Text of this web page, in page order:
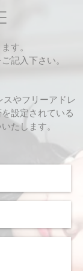
す。
記入下さい。
スやフリーアドレ
設定されている
たします。